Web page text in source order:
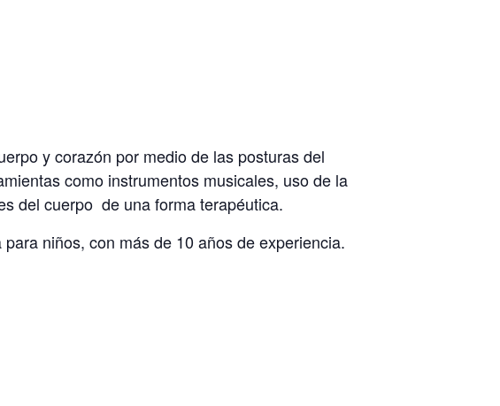
y corazón por medio de las posturas del
como instrumentos musicales, uso de la
del cuerpo de una forma terapéutica.
niños, con más de 10 años de experiencia.